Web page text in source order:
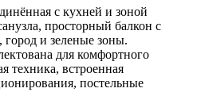
с кухней и зоной
просторный балкон с
и зеленые зоны.
для комфортного
техника, встроенная
постельные